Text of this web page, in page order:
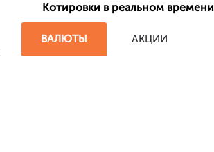
Котировки в реальном времени
ВАЛЮТЫ АКЦИИ